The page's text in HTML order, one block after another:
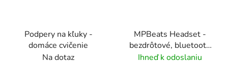
Podpery na kľuky -
domáce cvičenie
Na dotaz
MPBeats Headset -
bezdrôtové, bluetooth
slúchadlá s digitálnym
Ihneď k odoslaniu